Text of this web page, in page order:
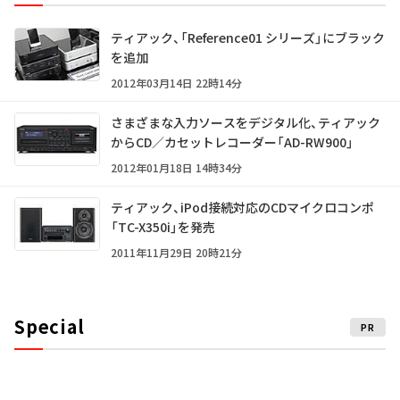
ティアック、「Reference01 シリーズ」にブラック
を追加
2012年03月14日 22時14分
さまざまな入力ソースをデジタル化、ティアック
からCD／カセットレコーダー「AD-RW900」
2012年01月18日 14時34分
ティアック、iPod接続対応のCDマイクロコンポ
「TC-X350i」を発売
2011年11月29日 20時21分
Special PR